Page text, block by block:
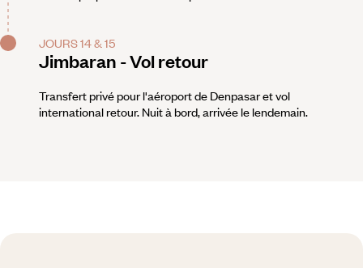
JOURS 14 & 15
Jimbaran - Vol retour
Transfert privé pour l'aéroport de Denpasar et vol
international retour. Nuit à bord, arrivée le lendemain.